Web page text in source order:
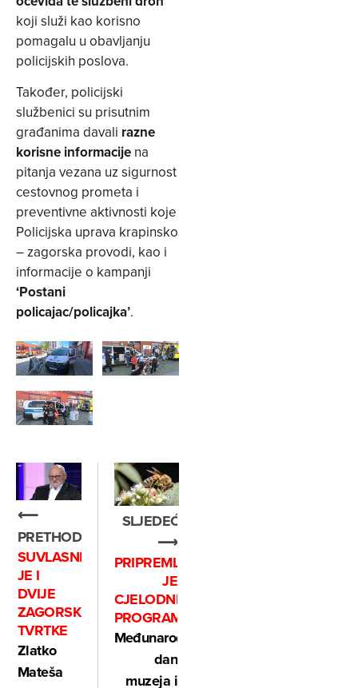
koji služi kao korisno
pomagalu u obavljanju
policijskih poslova.
Također, policijski
službenici su prisutnim
građanima davali razne
korisne informacije na
pitanja vezana uz sigurnost
cestovnog prometa i
preventivne aktivnosti koje
Policijska uprava krapinsko
– zagorska provodi, kao i
informacije o kampanji
‘Postani
policajac/policajka’.
⟵
PRETHODNO
SUVLASNIK
JE I
DVIJE
ZAGORSKE
TVRTKE
Zlatko
Mateša
SLJEDEĆE
⟶
PRIPREMLJEN
JE
CJELODNEVNI
PROGRAM
Međunarodni
dan
muzeja i